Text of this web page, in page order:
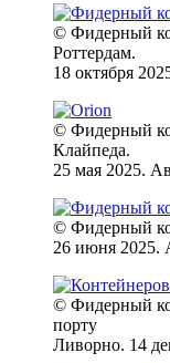
© Фидерный
Роттердам.
18 октября
© Фидерный
Клайпеда.
25 мая 2025.
© Фидерный
26 июня
© Фидерный
порту
Ливорно. 14